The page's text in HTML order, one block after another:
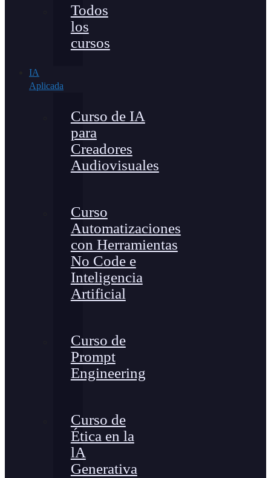
Todos
los
cursos
IA
Aplicada
Curso de IA
para
Creadores
Audiovisuales
Curso
Automatizaciones
con Herramientas
No Code e
Inteligencia
Artificial
Curso de
Prompt
Engineering
Curso de
Ética en la
lA
Generativa